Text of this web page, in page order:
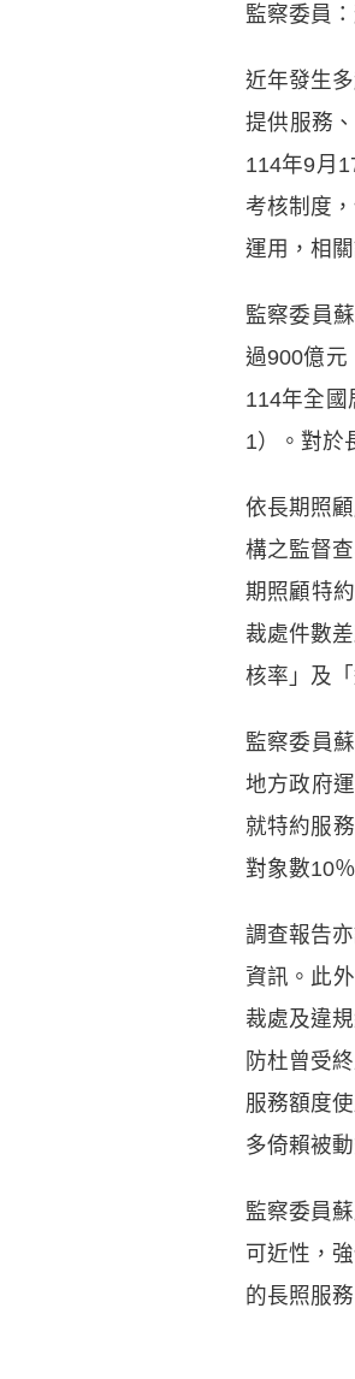
監察委員
近年發生
提供服務
114年9月
考核制度
運用，相
監察委員
過900億元
114年全國
1）。對於
依長期照
構之監督
期照顧特
裁處件數
核率」及
監察委員
地方政府
就特約服
對象數10
調查報告
資訊。此
裁處及違
防杜曾受
服務額度
多倚賴被
監察委員
可近性，
的長照服務